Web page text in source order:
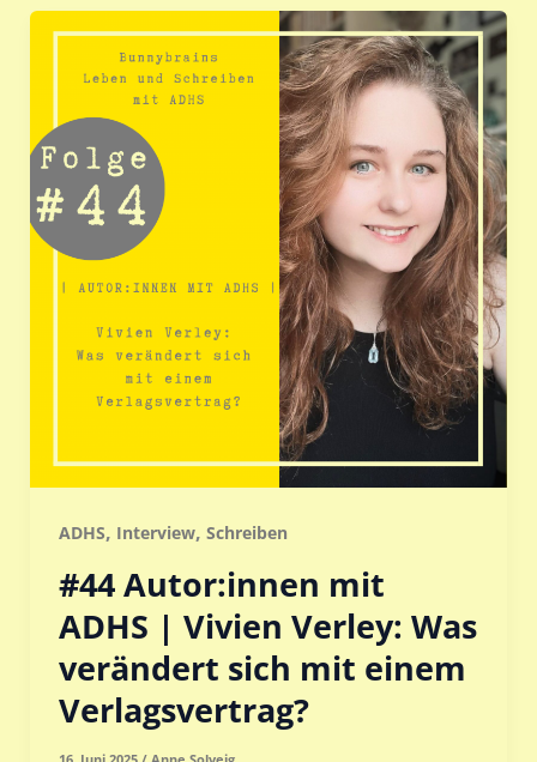
ADHS, Interview, Schreiben
#44 Autor:innen mit
ADHS | Vivien Verley: Was
verändert sich mit einem
Verlagsvertrag?